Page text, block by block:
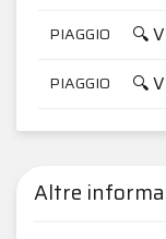
PIAGGIO 🔍
PIAGGIO 🔍
Altre